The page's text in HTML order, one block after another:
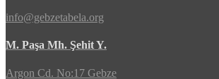
info@gebzetabela.org
M. Paşa Mh. Şehit Y.
Argon Cd. No:17 Gebze